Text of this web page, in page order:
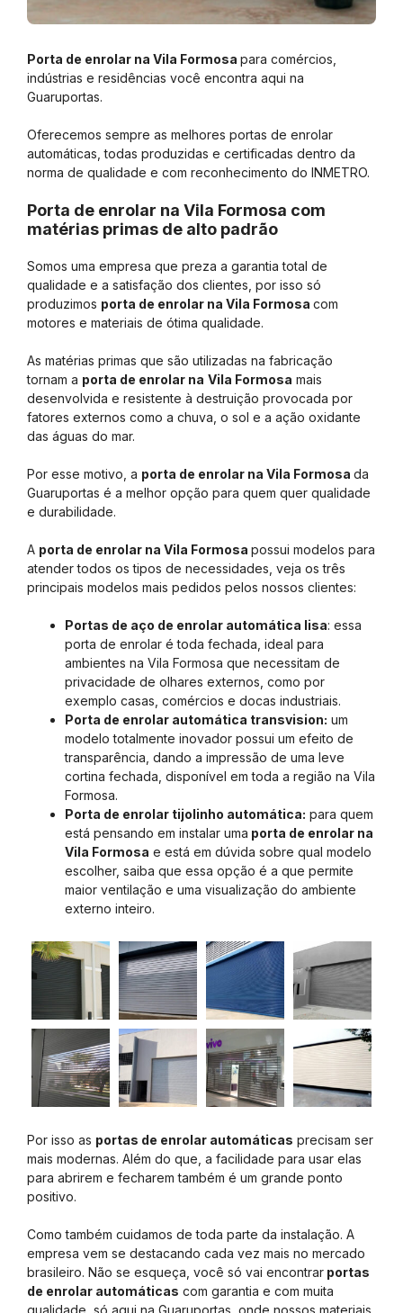
Porta de enrolar na Vila Formosa para comércios,
indústrias e residências você encontra aqui na
Guaruportas.
Oferecemos sempre as melhores portas de enrolar
automáticas, todas produzidas e certificadas dentro da
norma de qualidade e com reconhecimento do INMETRO.
Porta de enrolar na Vila Formosa com
matérias primas de alto padrão
Somos uma empresa que preza a garantia total de
qualidade e a satisfação dos clientes, por isso só
produzimos porta de enrolar na Vila Formosa com
motores e materiais de ótima qualidade.
As matérias primas que são utilizadas na fabricação
tornam a porta de enrolar na Vila Formosa mais
desenvolvida e resistente à destruição provocada por
fatores externos como a chuva, o sol e a ação oxidante
das águas do mar.
Por esse motivo, a porta de enrolar na Vila Formosa da
Guaruportas é a melhor opção para quem quer qualidade
e durabilidade.
A porta de enrolar na Vila Formosa possui modelos para
atender todos os tipos de necessidades, veja os três
principais modelos mais pedidos pelos nossos clientes:
Portas de aço de enrolar automática lisa: essa
porta de enrolar é toda fechada, ideal para
ambientes na Vila Formosa que necessitam de
privacidade de olhares externos, como por
exemplo casas, comércios e docas industriais.
Porta de enrolar automática transvision: um
modelo totalmente inovador possui um efeito de
transparência, dando a impressão de uma leve
cortina fechada, disponível em toda a região na Vila
Formosa.
Porta de enrolar tijolinho automática: para quem
está pensando em instalar uma porta de enrolar na
Vila Formosa e está em dúvida sobre qual modelo
escolher, saiba que essa opção é a que permite
maior ventilação e uma visualização do ambiente
externo inteiro.
Por isso as portas de enrolar automáticas precisam ser
mais modernas. Além do que, a facilidade para usar elas
para abrirem e fecharem também é um grande ponto
positivo.
Como também cuidamos de toda parte da instalação. A
empresa vem se destacando cada vez mais no mercado
brasileiro. Não se esqueça, você só vai encontrar portas
de enrolar automáticas com garantia e com muita
qualidade, só aqui na Guaruportas, onde nossos materiais